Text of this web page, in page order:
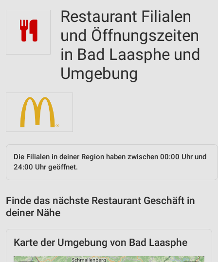
Restaurant Filialen
und Öffnungszeiten
in Bad Laasphe und
Umgebung
Die Filialen in deiner Region haben zwischen 00:00 Uhr und
24:00 Uhr geöffnet.
Finde das nächste Restaurant Geschäft in
deiner Nähe
Karte der Umgebung von Bad Laasphe